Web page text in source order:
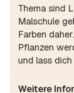
Thema sind
Malschule
Farben
Pflanzen
und lass dich
Weitere